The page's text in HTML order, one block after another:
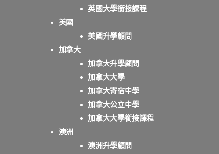
英國大學銜接課程
美國
美國升學顧問
加拿大
加拿大升學顧問
加拿大大學
加拿大寄宿中學
加拿大公立中學
加拿大大學銜接課程
澳洲
澳洲升學顧問